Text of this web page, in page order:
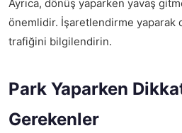
Ayrıca, dönüş yaparken yavaş
önemlidir. İşaretlendirme yaparak
trafiğini bilgilendirin.
Park Yaparken
Gerekenler